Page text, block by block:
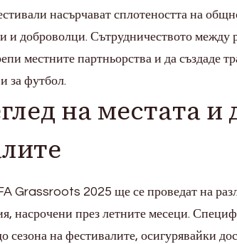
насърчават сплотеността на
и доброволци. Сътрудничеството между
местните партньорства и да създаде
за футбол.
на местата и
Grassroots 2025 ще се проведат на
насрочени през летните месеци.
сезона на фестивалите, осигурявайки